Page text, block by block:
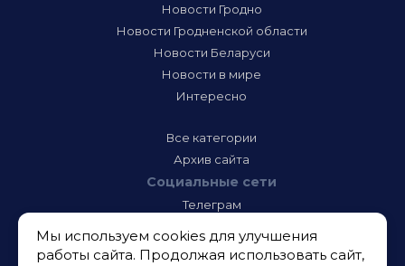
Новости Гродно
Новости Гродненской области
Новости Беларуси
Новости в мире
Интересно
Все категории
Архив сайта
Социальные сети
Телеграм
Инстаграм
Тик-Ток
Мы используем cookies для улучшения
работы сайта. Продолжая использовать сайт,